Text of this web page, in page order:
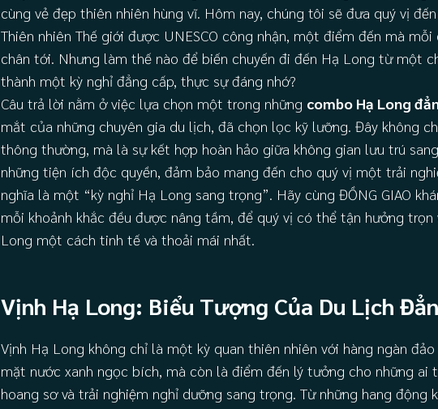
cùng vẻ đẹp thiên nhiên hùng vĩ. Hôm nay, chúng tôi sẽ đưa quý vị
Thiên nhiên Thế giới được UNESCO công nhận, một điểm đến mà
chân tới. Nhưng làm thế nào để biến chuyến đi đến Hạ Long từ một
thành một kỳ nghỉ đẳng cấp, thực sự đáng nhớ?
Câu trả lời nằm ở việc lựa chọn một trong những combo Hạ Long
mắt của những chuyên gia du lịch, đã chọn lọc kỹ lưỡng. Đây không
thông thường, mà là sự kết hợp hoàn hảo giữa không gian lưu trú
những tiện ích độc quyền, đảm bảo mang đến cho quý vị một trải
nghĩa là một “kỳ nghỉ Hạ Long sang trọng”. Hãy cùng ĐỒNG GIAO
mỗi khoảnh khắc đều được nâng tầm, để quý vị có thể tận hưởng trọn
Long một cách tinh tế và thoải mái nhất.
Vịnh Hạ Long: Biểu Tượng Của Du Lịch
Vịnh Hạ Long không chỉ là một kỳ quan thiên nhiên với hàng ngàn
mặt nước xanh ngọc bích, mà còn là điểm đến lý tưởng cho những ai
hoang sơ và trải nghiệm nghỉ dưỡng sang trọng. Từ những hang động